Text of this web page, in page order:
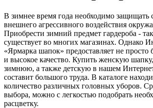
В зимнее время года необходимо защищать
внешнего агрессивного воздействия
Приобрести зимний предмет гардероба -
существует во многих магазинах. Однако
«Ярмарка шапок» предоставляет не
и высокое качество. Купить женскую
зимнюю, а также детскую в нашем
составит большого труда. В каталоге
количество различных головных уборов.
выбора, можно с легкостью подобрать
расцветку.